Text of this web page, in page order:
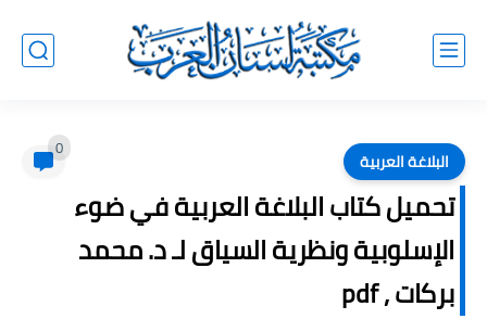
البلاغة العربية 0
تحميل كتاب البلاغة العربية في ضوء
الإسلوبية ونظرية السياق لـ د. محمد
بركات , pdf